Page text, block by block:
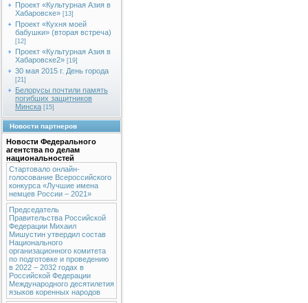
Проект «Культурная Азия в
Хабаровске» [13]
Проект «Кухня моей
бабушки» (вторая встреча)
[12]
Проект «Культурная Азия в
Хабаровске2» [19]
30 мая 2015 г. День города
[21]
Белорусы почтили память
погибших защитников
Минска [15]
Новости партнеров
Новости Федерального
агентства по делам
национальностей
Стартовало онлайн-
голосование Всероссийского
конкурса «Лучшие имена
немцев России – 2021»
Председатель
Правительства Российской
Федерации Михаил
Мишустин утвердил состав
Национального
организационного комитета
по подготовке и проведению
в 2022 – 2032 годах в
Российской Федерации
Международного десятилетия
языков коренных народов